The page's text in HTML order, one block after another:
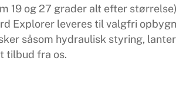
19 og 27 grader alt efter
Explorer leveres til valgfri
såsom hydraulisk styring,
tilbud fra os.